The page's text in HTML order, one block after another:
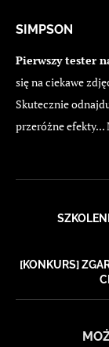
SIMPSON
Pierwszy tester
się na ciekawe
Skutecznie
przeróżne efekty...
[KONKURS]